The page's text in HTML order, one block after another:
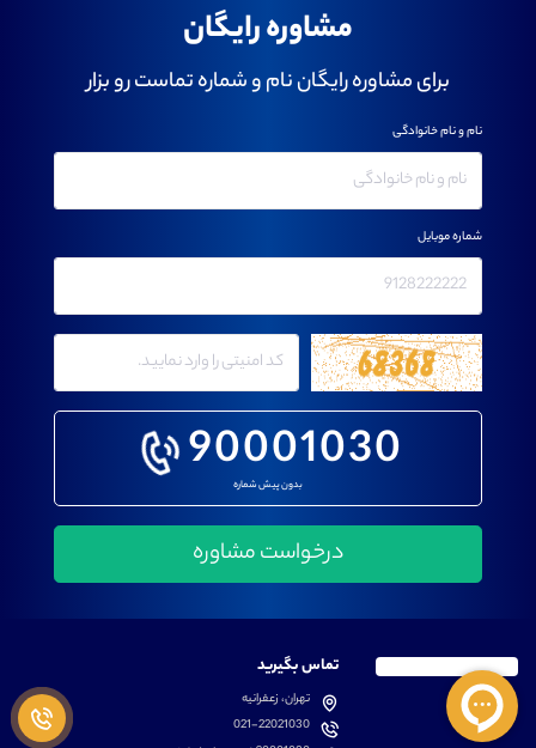
مشاوره رایگان
برای مشاوره رایگان نام و شماره تماست رو بزار
90001030
بدون پیش شماره
نام و نام خانوادگی
شماره موبایل
تماس بگیرید
تهران، زعفرانیه
021-22021030